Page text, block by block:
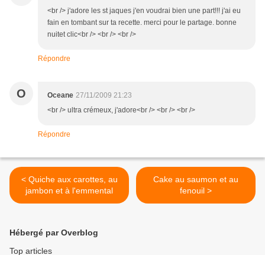
<br /> j'adore les st jaques j'en voudrai bien une part!!! j'ai eu
fain en tombant sur ta recette. merci pour le partage. bonne
nuitet clic<br /> <br /> <br />
Répondre
O Oceane 27/11/2009 21:23
<br /> ultra crémeux, j'adore<br /> <br /> <br />
Répondre
< Quiche aux carottes, au
jambon et à l'emmental
Cake au saumon et au
fenouil >
Hébergé par Overblog
Top articles